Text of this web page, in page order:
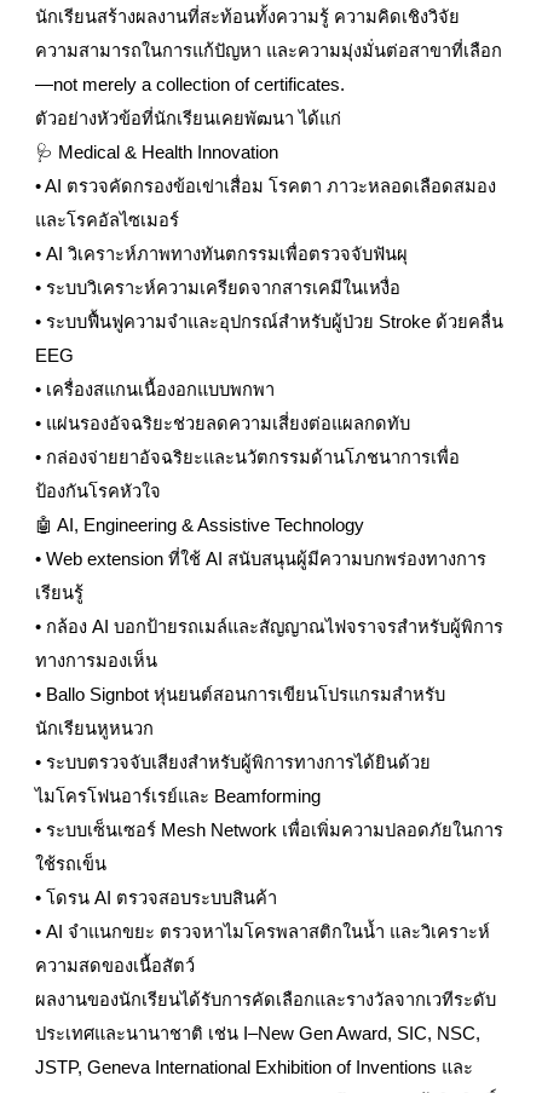
นักเรียนสร้างผลงานที่สะท้อนทั้งความรู้ ความคิดเชิงวิจัย
ความสามารถในการแก้ปัญหา และความมุ่งมั่นต่อสาขาที่เลือก
—not merely a collection of certificates.
ตัวอย่างหัวข้อที่นักเรียนเคยพัฒนา ได้แก่
🩺 Medical & Health Innovation
• AI ตรวจคัดกรองข้อเข่าเสื่อม โรคตา ภาวะหลอดเลือดสมอง
และโรคอัลไซเมอร์
• AI วิเคราะห์ภาพทางทันตกรรมเพื่อตรวจจับฟันผุ
• ระบบวิเคราะห์ความเครียดจากสารเคมีในเหงื่อ
• ระบบฟื้นฟูความจำและอุปกรณ์สำหรับผู้ป่วย Stroke ด้วยคลื่น
EEG
• เครื่องสแกนเนื้องอกแบบพกพา
• แผ่นรองอัจฉริยะช่วยลดความเสี่ยงต่อแผลกดทับ
• กล่องจ่ายยาอัจฉริยะและนวัตกรรมด้านโภชนาการเพื่อ
ป้องกันโรคหัวใจ
🤖 AI, Engineering & Assistive Technology
• Web extension ที่ใช้ AI สนับสนุนผู้มีความบกพร่องทางการ
เรียนรู้
• กล้อง AI บอกป้ายรถเมล์และสัญญาณไฟจราจรสำหรับผู้พิการ
ทางการมองเห็น
• Ballo Signbot หุ่นยนต์สอนการเขียนโปรแกรมสำหรับ
นักเรียนหูหนวก
• ระบบตรวจจับเสียงสำหรับผู้พิการทางการได้ยินด้วย
ไมโครโฟนอาร์เรย์และ Beamforming
• ระบบเซ็นเซอร์ Mesh Network เพื่อเพิ่มความปลอดภัยในการ
ใช้รถเข็น
• โดรน AI ตรวจสอบระบบสินค้า
• AI จำแนกขยะ ตรวจหาไมโครพลาสติกในน้ำ และวิเคราะห์
ความสดของเนื้อสัตว์
ผลงานของนักเรียนได้รับการคัดเลือกและรางวัลจากเวทีระดับ
ประเทศและนานาชาติ เช่น I–New Gen Award, SIC, NSC,
JSTP, Geneva International Exhibition of Inventions และ